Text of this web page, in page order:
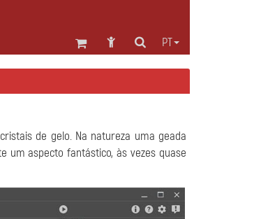
PT
de gelo. Na natureza uma geada
um aspecto fantástico, às vezes quase